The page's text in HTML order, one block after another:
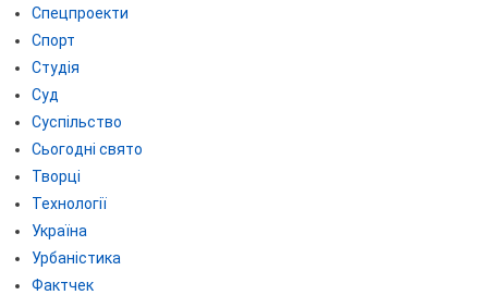
Спецпроекти
Спорт
Студія
Суд
Суспільство
Сьогодні свято
Творці
Технології
Україна
Урбаністика
Фактчек